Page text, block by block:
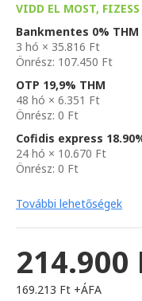
VIDD EL MOST, FIZESS
Bankmentes 0% THM
3 hó × 35.816 Ft
Önrész: 107.450 Ft
OTP 19,9% THM
48 hó × 6.351 Ft
Önrész: 0 Ft
Cofidis express
24 hó × 10.670 Ft
Önrész: 0 Ft
További lehetőségek
214.900
169.213 Ft +ÁFA